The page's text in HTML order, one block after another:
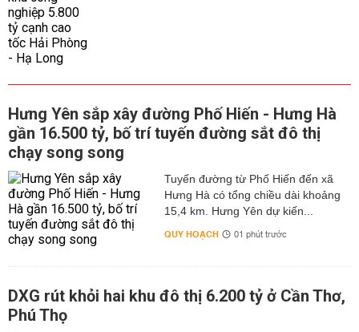
Hưng Yên sắp xây đường Phố Hiến - Hưng Hà
gần 16.500 tỷ, bố trí tuyến đường sắt đô thị
chạy song song
Tuyến đường từ Phố Hiến đến xã
Hưng Hà có tổng chiều dài khoảng
15,4 km. Hưng Yên dự kiến...
QUY HOẠCH 01 phút trước
DXG rút khỏi hai khu đô thị 6.200 tỷ ở Cần Thơ,
Phú Thọ